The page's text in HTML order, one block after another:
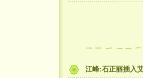
江峰:石正丽插入